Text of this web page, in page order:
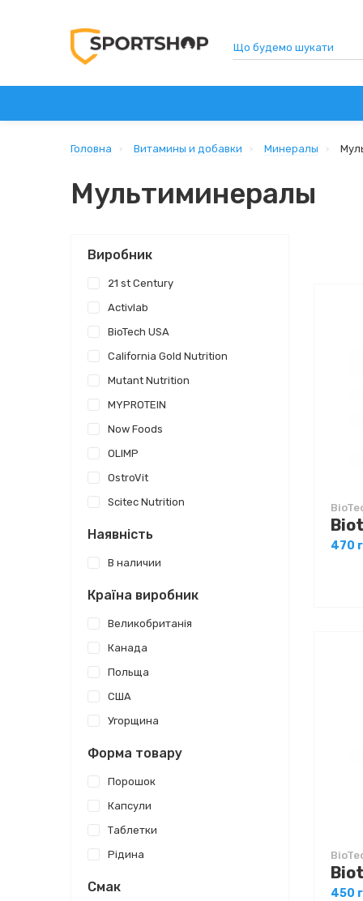
Головна Витамины и добавки Минералы
Мультиминералы
Виробник
21 st Century
Activlab
BioTech USA
California Gold Nutrition
Mutant Nutrition
MYPROTEIN
Now Foods
OLIMP
OstroVit
Scitec Nutrition
Наявність
В наличии
Країна виробник
Великобританія
Канада
Польща
США
Угорщина
Форма товару
Порошок
Капсули
Таблетки
Рідина
Смак
470
450